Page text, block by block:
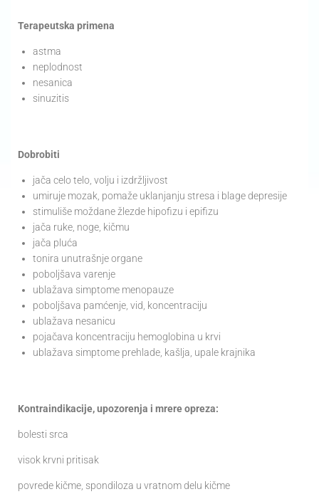
Terapeutska primena
astma
neplodnost
nesanica
sinuzitis
Dobrobiti
jača celo telo, volju i izdržljivost
umiruje mozak, pomaže uklanjanju stresa i blage depresije
stimuliše moždane žlezde hipofizu i epifizu
jača ruke, noge, kičmu
jača pluća
tonira unutrašnje organe
poboljšava varenje
ublažava simptome menopauze
poboljšava pamćenje, vid, koncentraciju
ublažava nesanicu
pojačava koncentraciju hemoglobina u krvi
ublažava simptome prehlade, kašlja, upale krajnika
Kontraindikacije, upozorenja i mrere opreza:
bolesti srca
visok krvni pritisak
povrede kičme, spondiloza u vratnom delu kičme